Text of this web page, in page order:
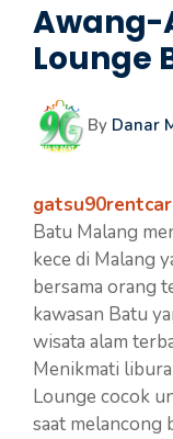
Awang-
Lounge
By Danar
gatsu90rentcar
Batu Malang
kece di Malang
bersama orang
kawasan Batu
wisata alam
Menikmati
Lounge cocok
saat melancong